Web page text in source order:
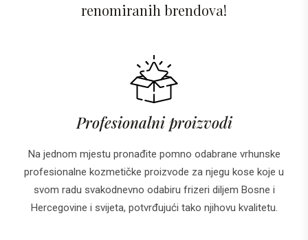
renomiranih brendova!
Profesionalni proizvodi
Na jednom mjestu pronađite pomno odabrane vrhunske
profesionalne kozmetičke proizvode za njegu kose koje u
svom radu svakodnevno odabiru frizeri diljem Bosne i
Hercegovine i svijeta, potvrđujući tako njihovu kvalitetu.